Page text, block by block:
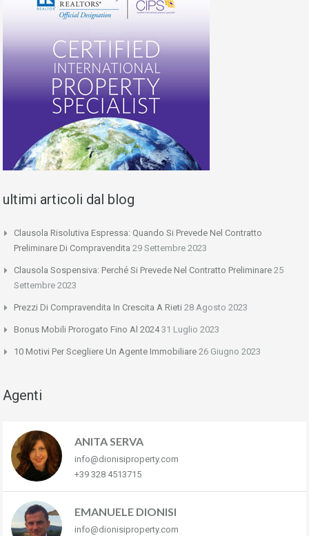
ultimi articoli dal blog
Clausola Risolutiva Espressa: Quando Si Prevede Nel Contratto
Preliminare Di Compravendita 29 Settembre 2023
Clausola Sospensiva: Perché Si Prevede Nel Contratto Preliminare 25
Settembre 2023
Prezzi Di Compravendita In Crescita A Rieti 28 Agosto 2023
Bonus Mobili Prorogato Fino Al 2024 31 Luglio 2023
10 Motivi Per Scegliere Un Agente Immobiliare 26 Giugno 2023
Agenti
ANITA SERVA
info@dionisiproperty.com
+39 328 4513715
EMANUELE DIONISI
info@dionisiproperty.com